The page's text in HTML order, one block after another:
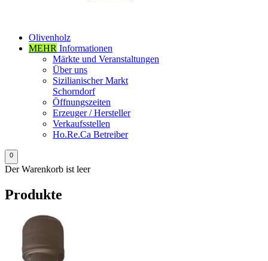
Olivenholz
MEHR Informationen
Märkte und Veranstaltungen
Über uns
Sizilianischer Markt
Schorndorf
Öffnungszeiten
Erzeuger / Hersteller
Verkaufsstellen
Ho.Re.Ca Betreiber
0
Der Warenkorb ist leer
Produkte